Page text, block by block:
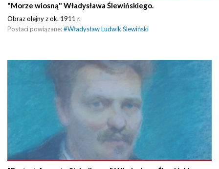
"Morze wiosną" Władysława Ślewińskiego.
Obraz olejny z ok. 1911 r.
Postaci powiązane:#Władysław Ludwik Ślewiński